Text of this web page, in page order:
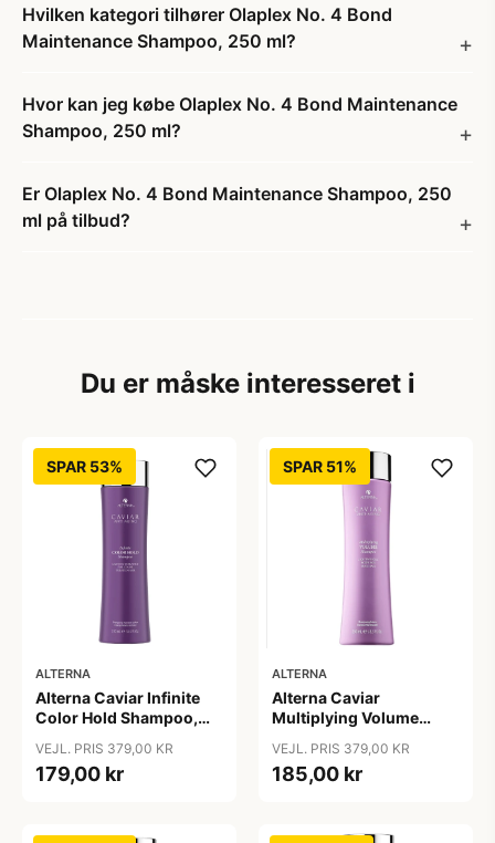
Hvilken kategori tilhører Olaplex No. 4 Bond
Maintenance Shampoo, 250 ml?
Hvor kan jeg købe Olaplex No. 4 Bond Maintenance
Shampoo, 250 ml?
Er Olaplex No. 4 Bond Maintenance Shampoo, 250
ml på tilbud?
Du er måske interesseret i
SPAR 53%
ALTERNA
Alterna Caviar Infinite
Color Hold Shampoo,
VEJL. PRIS 379,00 KR
179,00 kr
SPAR 51%
ALTERNA
Alterna Caviar
Multiplying Volume
VEJL. PRIS 379,00 KR
185,00 kr